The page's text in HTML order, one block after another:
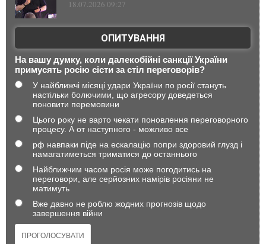
18.07.2026 09:27
ОПИТУВАННЯ
На вашу думку, коли далекобійні санкції України
примусять росію сісти за стіл переговорів?
У найближчі місяці удари України по росії стануть
настільки болючими, що агресору доведеться
поновити перемовини
Цього року не варто чекати поновлення переговорного
процесу. А от наступного - можливо все
рф навпаки піде на ескалацію попри здоровий глузд і
намагатиметься триматися до останнього
Найближчим часом росія може погодитись на
переговори, але серйозних намірів росіяни не
матимуть
Вже давно не роблю жодних прогнозів щодо
завершення війни